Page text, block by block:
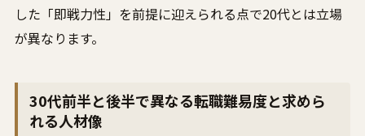
した「即戦力性」を前提に迎えられる点で20代とは立場
が異なります。
30代前半と後半で異なる転職難易度と求めら
れる人材像